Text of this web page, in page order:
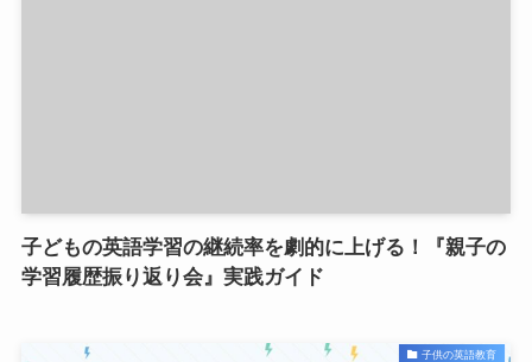
子どもの英語学習の継続率を劇的に上げる！『親子の
学習履歴振り返り会』実践ガイド
子供の英語教育